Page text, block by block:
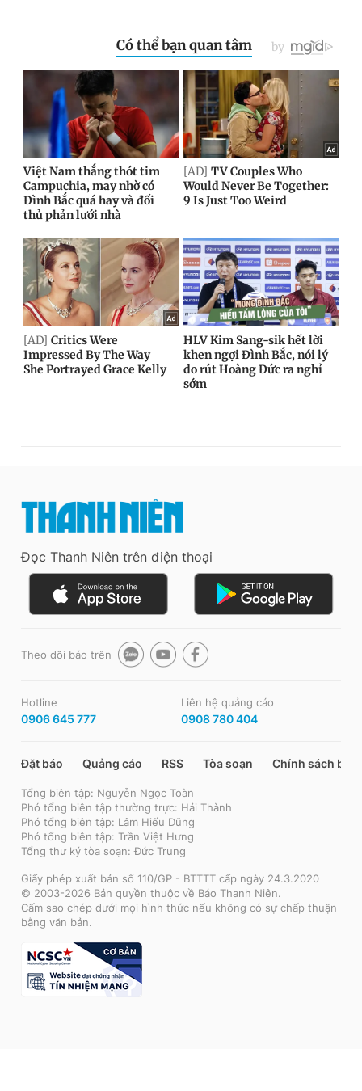
Đọc Thanh Niên trên điện thoại
Theo dõi báo trên
Hotline
0906 645 777
Liên hệ quảng cáo
0908 780 404
Đặt báo Quảng cáo RSS Tòa soạn Chính sách bảo
Tổng biên tập: Nguyễn Ngọc Toàn
Phó tổng biên tập thường trực: Hải Thành
Phó tổng biên tập: Lâm Hiếu Dũng
Phó tổng biên tập: Trần Việt Hưng
Tổng thư ký tòa soạn: Đức Trung
Giấy phép xuất bản số 110/GP - BTTTT cấp ngày 24.3.2020
© 2003-2026 Bản quyền thuộc về Báo Thanh Niên.
Cấm sao chép dưới mọi hình thức nếu không có sự chấp thuận
bằng văn bản.